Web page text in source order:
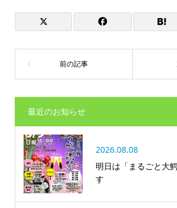
最近のお知らせ
2026.08.08
明日は「まるごと大
す